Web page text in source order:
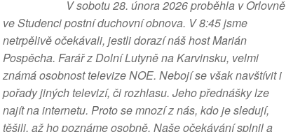
V sobotu 28. února 2026 proběhla v Orlovně
ve Studenci postní duchovní obnova. V 8:45 jsme
netrpělivě očekávali, jestli dorazí náš host Marián
Pospěcha. Farář z Dolní Lutyně na Karvinsku, velmi
známá osobnost televize NOE. Nebojí se však navštívit i
pořady jiných televizí, či rozhlasu. Jeho přednášky lze
najít na internetu. Proto se mnozí z nás, kdo je sledují,
těšili, až ho poznáme osobně. Naše očekávání splnil a